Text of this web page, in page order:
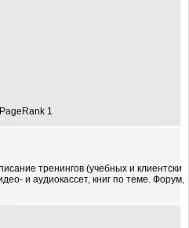
тренингов (учебных и клиентски
и аудиокассет, книг по теме. Форум,